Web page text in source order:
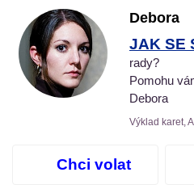
Debora
JAK SE
rady?
Pomohu
Debora
Výklad karet,
Chci volat